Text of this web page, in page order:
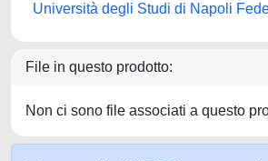
Università degli Studi di Napoli
File in questo prodotto:
Non ci sono file associati a questo